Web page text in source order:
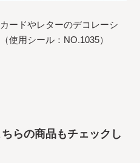
ードやレターのデコレーシ
使用シール：NO.1035）
らの商品もチェックし